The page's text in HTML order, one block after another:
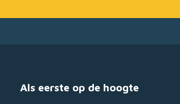
Als eerste op de hoogte